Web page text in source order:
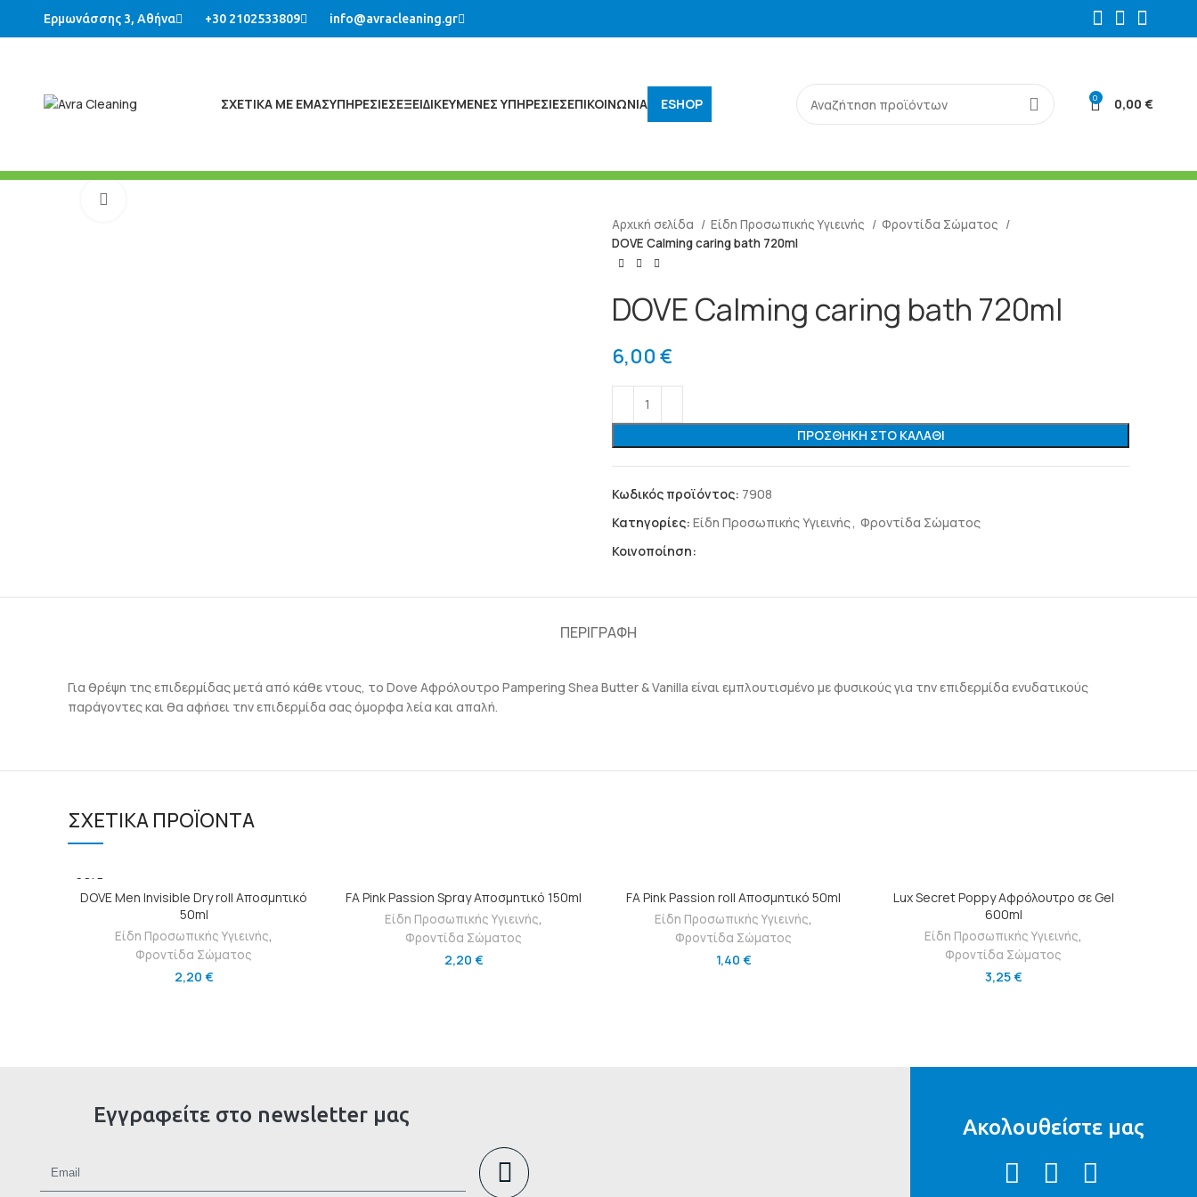
Ερμωνάσσης 3, Αθήνα +30 2102533809 info@avracleaning.gr
ΣΧΕΤΙΚΑ ΜΕ ΕΜΑΣΥΠΗΡΕΣΙΕΣΕΞΕΙΔΙΚΕΥΜΈΝΕΣ ΥΠΗΡΕΣΊΕΣΕΠΙΚΟΙΝΩΝΙΑ ESHOP 0 0,00€
Αρχική σελίδα
Είδη Προσωπικής Υγιεινής
Φροντίδα Σώματος
DOVE Calming caring bath 720ml
DOVE Calming caring bath 720ml
6,00 €
ΠΡΟΣΘΉΚΗ ΣΤΟ ΚΑΛΆΘΙ
Κωδικός προϊόντος: 7908
Κατηγορίες: Είδη Προσωπικής Υγιεινής, Φροντίδα Σώματος
Κοινοποίηση:
ΠΕΡΙΓΡΑΦΉ
Για θρέψη της επιδερμίδας μετά από κάθε ντους, το Dove Αφρόλουτρο Pampering Shea Butter & Vanilla είναι εμπλουτισμένο με φυσικούς για την επιδερμίδα ενυδατικούς
παράγοντες και θα αφήσει την επιδερμίδα σας όμορφα λεία και απαλή.
ΣΧΕΤΙΚΆ ΠΡΟΪΌΝΤΑ
SOLD
OUT
DOVE Men Invisible Dry roll Αποσμητικό
50ml
Είδη Προσωπικής Υγιεινής,
Φροντίδα Σώματος
2,20 €
FΑ Pink Passion Sprαy Αποσμητικό 150ml
Είδη Προσωπικής Υγιεινής,
Φροντίδα Σώματος
2,20 €
FA Pink Passion roll Αποσμητικό 50ml
Είδη Προσωπικής Υγιεινής,
Φροντίδα Σώματος
1,40 €
ΠΡΟΣΘΉΚΗ ΣΤΟ ΚΑΛΆΘΙ
Lux Secret Poppy Αφρόλουτρο σε Gel
600ml
Είδη Προσωπικής Υγιεινής,
Φροντίδα Σώματος
3,25€
Εγγραφείτε στο newsletter μας Ακολουθείστε μας